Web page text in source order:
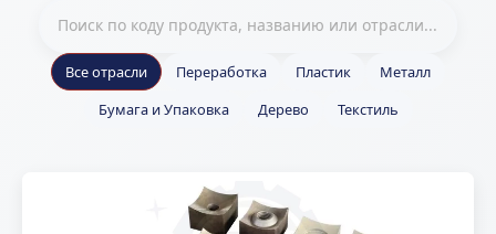
Все отрасли Переработка Пластик
Металл
Бумага и Упаковка
Дерево Текстиль